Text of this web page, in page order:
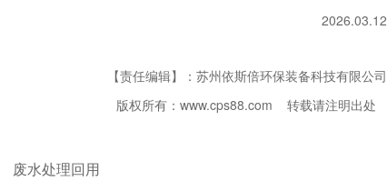
2026.03.12
【责任编辑】：苏州依斯倍环保装备科技有限公司
版权所有：www.cps88.com 转载请注明出处
废水处理回用